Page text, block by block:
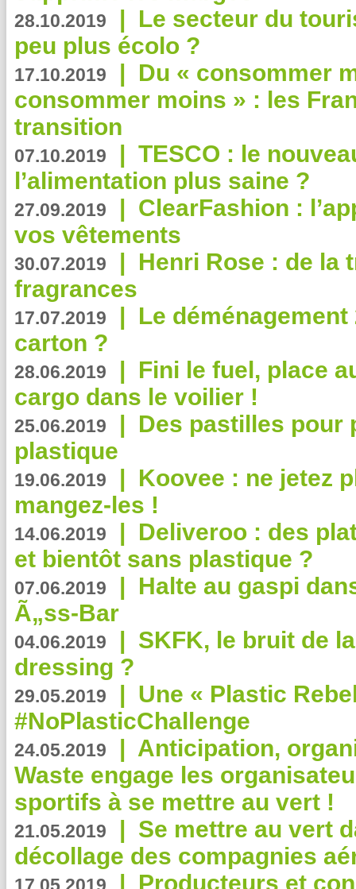
28.10.2019 | Le secteur du
peu plus écolo ?
17.10.2019 | Du « consommer
consommer moins » : les
transition
07.10.2019 | TESCO : le
l’alimentation plus saine ?
27.09.2019 | ClearFashion :
vos vêtements
30.07.2019 | Henri Rose : de la
fragrances
17.07.2019 | Le
carton ?
28.06.2019 | Fini le fuel, place
cargo dans le voilier !
25.06.2019 | Des pastilles pour
plastique
19.06.2019 | Koovee : ne jetez
mangez-les !
14.06.2019 | Deliveroo : des
et bientôt sans plastique ?
07.06.2019 | Halte au gaspi
Ã„ss-Bar
04.06.2019 | SKFK, le bruit de
dressing ?
29.05.2019 | Une « Plastic
#NoPlasticChallenge
24.05.2019 | Anticipation,
Waste engage les
sportifs à se mettre au vert !
21.05.2019 | Se mettre au vert
décollage des compagnies
| Producteurs et